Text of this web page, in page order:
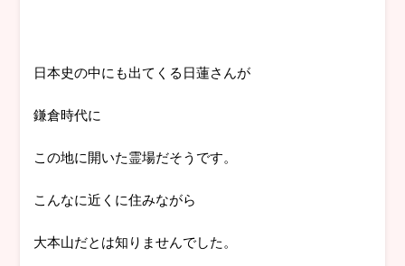
日本史の中にも出てくる日蓮さんが
鎌倉時代に
この地に開いた霊場だそうです。
こんなに近くに住みながら
大本山だとは知りませんでした。